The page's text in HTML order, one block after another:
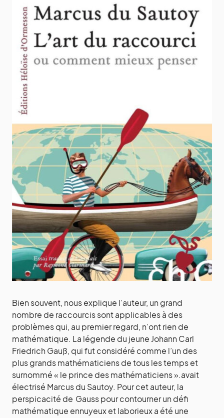
Bien souvent, nous explique l’auteur, un grand
nombre de raccourcis sont applicables à des
problèmes qui, au premier regard, n’ont rien de
mathématique. La légende du jeune Johann Carl
Friedrich Gauß, qui fut considéré comme l’un des
plus grands mathématiciens de tous les temps et
surnommé « le prince des mathématiciens ».avait
électrisé Marcus du Sautoy. Pour cet auteur, la
perspicacité de Gauss pour contourner un défi
mathématique ennuyeux et laborieux a été une